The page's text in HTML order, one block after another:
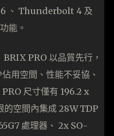
、 Thunderbolt 4 及
能。
PRO 以品質先行，
用空間、性能不妥協、
尺寸僅有 196.2 x
空間內集成 28W TDP
處理器、 2x SO-